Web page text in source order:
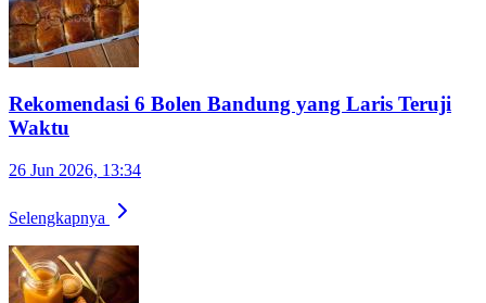
Rekomendasi 6 Bolen Bandung yang Laris Teruji
Waktu
26 Jun 2026, 13:34
Selengkapnya